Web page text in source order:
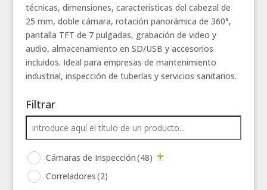
técnicas, dimensiones, características del cabezal de
25 mm, doble cámara, rotación panorámica de 360°,
pantalla TFT de 7 pulgadas, grabación de video y
audio, almacenamiento en SD/USB y accesorios
incluidos. Ideal para empresas de mantenimiento
industrial, inspección de tuberías y servicios sanitarios.
Filtrar
Cámaras de Inspección(48)
Correladores(2)